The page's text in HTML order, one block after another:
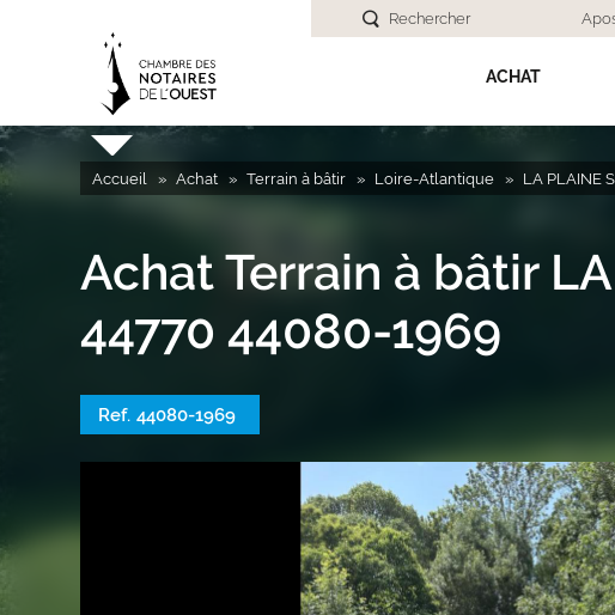
Rechercher
ACHAT
Accueil Achat Terrain à bâtir Loire-Atlantique LA PLAINE
Achat Terrain à bâtir
44770 44080-1969
Ref. 44080-1969